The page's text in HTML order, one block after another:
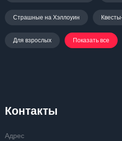
Страшные на Хэллоуин
Для взрослых Показать все
Контакты
Адрес